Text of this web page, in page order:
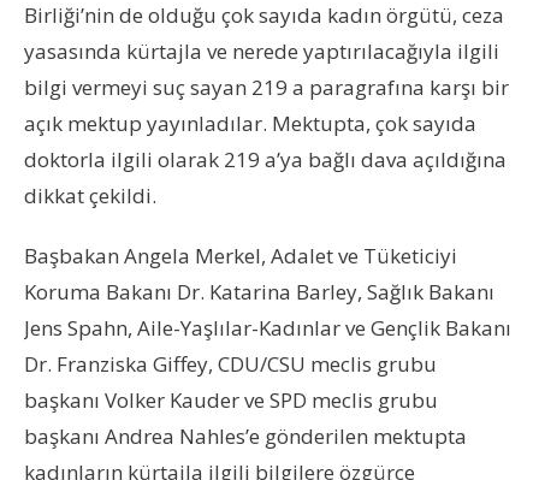
Birliği’nin de olduğu çok sayıda kadın örgütü, ceza
yasasında kürtajla ve nerede yaptırılacağıyla ilgili
bilgi vermeyi suç sayan 219 a paragrafına karşı bir
açık mektup yayınladılar. Mektupta, çok sayıda
doktorla ilgili olarak 219 a’ya bağlı dava açıldığına
dikkat çekildi.
Başbakan Angela Merkel, Adalet ve Tüketiciyi
Koruma Bakanı Dr. Katarina Barley, Sağlık Bakanı
Jens Spahn, Aile-Yaşlılar-Kadınlar ve Gençlik Bakanı
Dr. Franziska Giffey, CDU/CSU meclis grubu
başkanı Volker Kauder ve SPD meclis grubu
başkanı Andrea Nahles’e gönderilen mektupta
kadınların kürtajla ilgili bilgilere özgürce